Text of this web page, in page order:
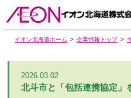
イオン北海道ホーム 企業情報トップ
2026.03.02
北斗市と「包括連携協定」